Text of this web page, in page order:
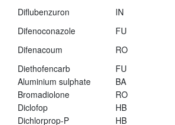
Diflubenzuron
IN
Difenoconazole
FU
Difenacoum
RO
Diethofencarb
FU
Aluminium sulphate
BA
Bromadiolone
RO
Diclofop
HB
Dichlorprop-P
HB